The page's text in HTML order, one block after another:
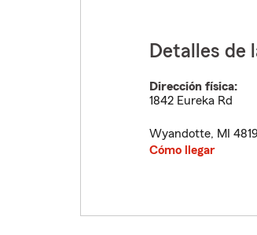
Detalles de
Dirección física:
1842 Eureka Rd
Wyandotte, MI
Cómo llegar